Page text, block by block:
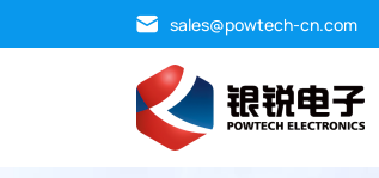
sales@powtech-cn.com
QINGDAO
POWTECH
ELECTRONICS